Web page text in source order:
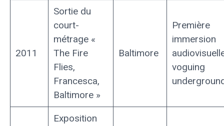
2011
Sortie du
court-
métrage «
The Fire
Flies,
Francesca,
Baltimore »
Baltimore
Première
immersion
voguing
Exposition